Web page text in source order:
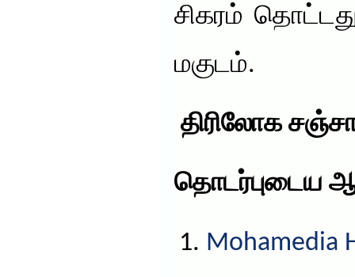
சிகரம்
மகுடம்.
திரிலோக
தொடர்புடைய
Mohamedia